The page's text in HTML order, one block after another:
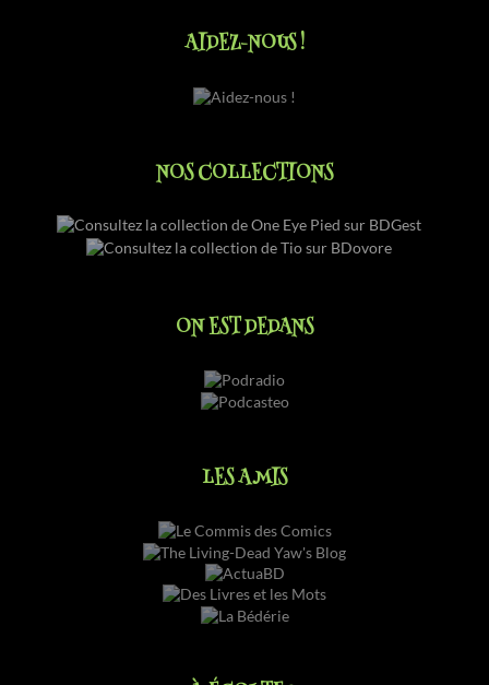
AIDEZ-NOUS !
NOS COLLECTIONS
ON EST DEDANS
LES AMIS